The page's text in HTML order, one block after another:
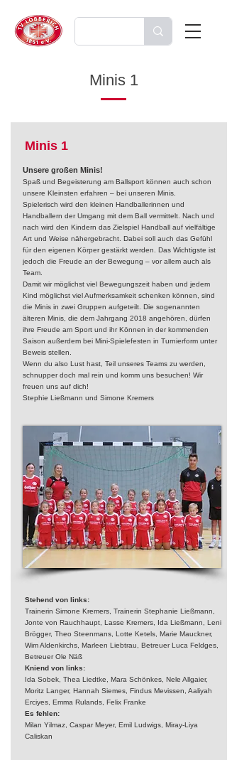
Minis 1
Minis 1
Unsere großen Minis!
Spaß und Begeisterung am Ballsport können auch schon
unsere Kleinsten erfahren – bei unseren Minis.
Spielerisch wird den kleinen Handballerinnen und
Handballern der Umgang mit dem Ball vermittelt. Nach und
nach wird den Kindern das Zielspiel Handball auf vielfältige
Art und Weise nähergebracht. Dabei soll auch das Gefühl
für den eigenen Körper gestärkt werden. Das Wichtigste ist
jedoch die Freude an der Bewegung – vor allem auch als
Team.
Damit wir möglichst viel Bewegungszeit haben und jedem
Kind möglichst viel Aufmerksamkeit schenken können, sind
die Minis in zwei Gruppen aufgeteilt. Die sogenannten
älteren Minis, die dem Jahrgang 2018 angehören, dürfen
ihre Freude am Sport und ihr Können in der kommenden
Saison außerdem bei Mini-Spielefesten in Turnierform unter
Beweis stellen.
Wenn du also Lust hast, Teil unseres Teams zu werden,
schnupper doch mal rein und komm uns besuchen! Wir
freuen uns auf dich!
Stephie Ließmann und Simone Kremers
Stehend von links:
Trainerin Simone Kremers, Trainerin Stephanie Ließmann,
Jonte von Rauchhaupt, Lasse Kremers, Ida Ließmann, Leni
Brögger, Theo Steenmans, Lotte Ketels, Marie Mauckner,
Wim Aldenkirchs, Marleen Liebtrau, Betreuer Luca Feldges,
Betreuer Ole Näß
Kniend von links:
Ida Sobek, Thea Liedtke, Mara Schönkes, Nele Allgaier,
Moritz Langer, Hannah Siemes, Findus Mevissen, Aaliyah
Erciyes, Emma Rulands, Felix Franke
Es fehlen:
Milan Yilmaz, Caspar Meyer, Emil Ludwigs, Miray-Liya
Caliskan